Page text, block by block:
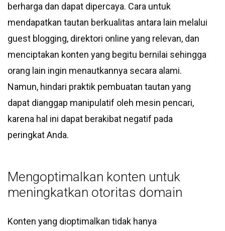
berharga dan dapat dipercaya. Cara untuk
mendapatkan tautan berkualitas antara lain melalui
guest blogging, direktori online yang relevan, dan
menciptakan konten yang begitu bernilai sehingga
orang lain ingin menautkannya secara alami.
Namun, hindari praktik pembuatan tautan yang
dapat dianggap manipulatif oleh mesin pencari,
karena hal ini dapat berakibat negatif pada
peringkat Anda.
Mengoptimalkan konten untuk
meningkatkan otoritas domain
Konten yang dioptimalkan tidak hanya